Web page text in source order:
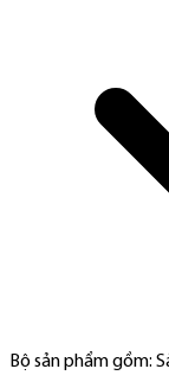
Bộ sản phẩm gồm: